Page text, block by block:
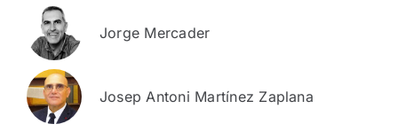
Jorge Mercader
Josep Antoni Martínez Zaplana